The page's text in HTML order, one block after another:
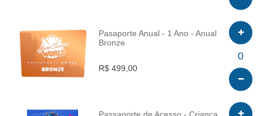
INFO
Pasaporte Anual - 1 Ano - Anual
Bronze
R$ 499,00
0